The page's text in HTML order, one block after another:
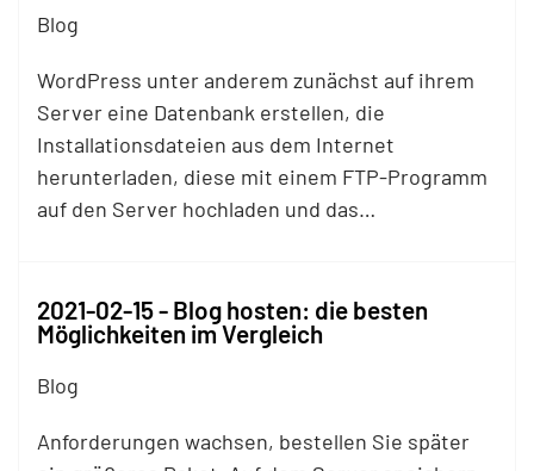
Blog
WordPress unter anderem zunächst auf ihrem
Server eine Datenbank erstellen, die
Installationsdateien aus dem Internet
herunterladen, diese mit einem FTP-Programm
auf den Server hochladen und das…
2021-02-15 - Blog hosten: die besten
Möglichkeiten im Vergleich
Blog
Anforderungen wachsen, bestellen Sie später